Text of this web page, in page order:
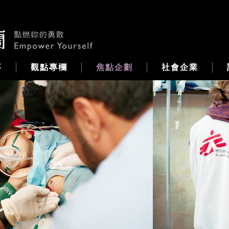
觀點專欄 焦點企劃 社會企業